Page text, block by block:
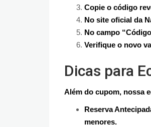
Copie o código
No site oficial da
No campo
Verifique o novo
Dicas para
Além do cupom, nossa
Reserva
menores.